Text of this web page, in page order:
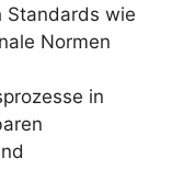
Standards wie
Normen
in